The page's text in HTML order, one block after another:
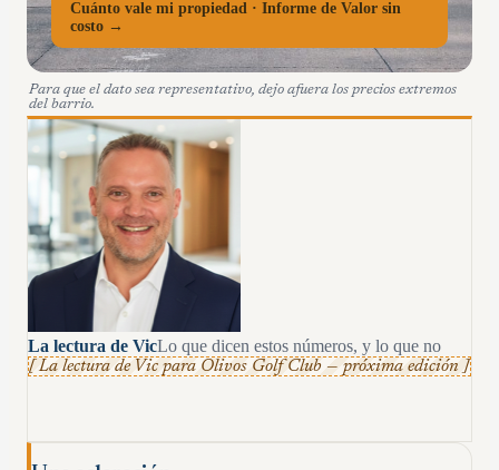
Cuánto vale mi propiedad · Informe de Valor sin
costo →
Para que el dato sea representativo, dejo afuera los precios extremos
del barrio.
La lectura de VicLo que dicen estos números, y lo que no
[ La lectura de Vic para Olivos Golf Club — próxima edición ]